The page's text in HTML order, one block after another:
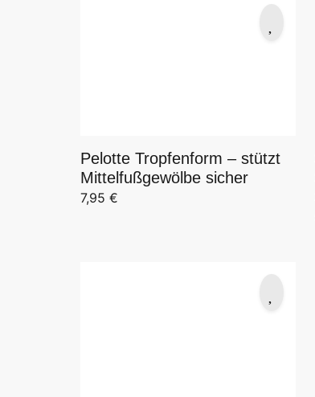
Pelotte Tropfenform – stützt
Mittelfußgewölbe sicher
7,95 €